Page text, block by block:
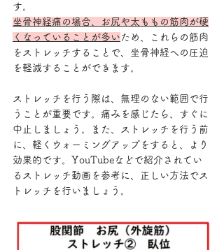
す。
坐骨神経痛の場合、お尻や太ももの筋肉が硬
くなっていることが多い ため、これらの筋肉
をストレッチすることで、坐骨神経への圧迫
を軽減することができます。
ストレッチを行う際は、無理のない範囲で行
うことが重要です。痛みを感じたら、すぐに
中止しましょう。また、ストレッチを行う前
に、軽くウォーミングアップをすると、より
効果的です。YouTubeなどで紹介されてい
るストレッチ動画を参考に、正しい方法でス
トレッチを行いましょう。